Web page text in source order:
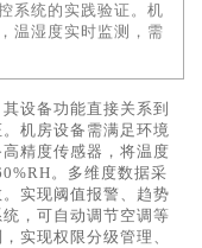
系统的实践验证。机
温湿度实时监测，需
设备功能直接关系到
机房设备需满足环境
精度传感器，将温度
。多维度数据采
实现阈值报警、趋势
，可自动调节空调等
实现权限分级管理、